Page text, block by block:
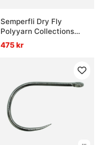
Semperfli Dry Fly
Polyyarn Collections
Caddis Collection
475 kr